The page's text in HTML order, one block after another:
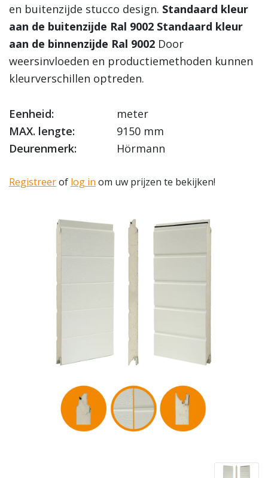
en buitenzijde stucco design. Standaard kleur
aan de buitenzijde Ral 9002 Standaard kleur
aan de binnenzijde Ral 9002 Door
weersinvloeden en productiemethoden kunnen
kleurverschillen optreden.
Eenheid:
meter
MAX. lengte:
9150 mm
Deurenmerk:
Hörmann
Registreerof log in om uw prijzen te bekijken!